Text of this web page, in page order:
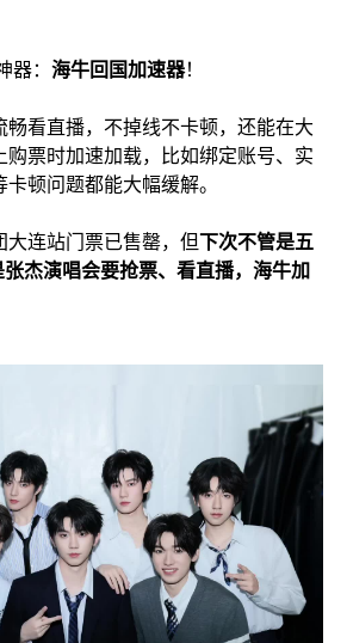
： 海牛回国加速器！
畅看直播，不掉线不卡顿，还能在大
票时加速加载，比如绑定账号、实
顿问题都能大幅缓解。
大连站门票已售罄，但下次不管是五
杰演唱会要抢票、看直播，海牛加